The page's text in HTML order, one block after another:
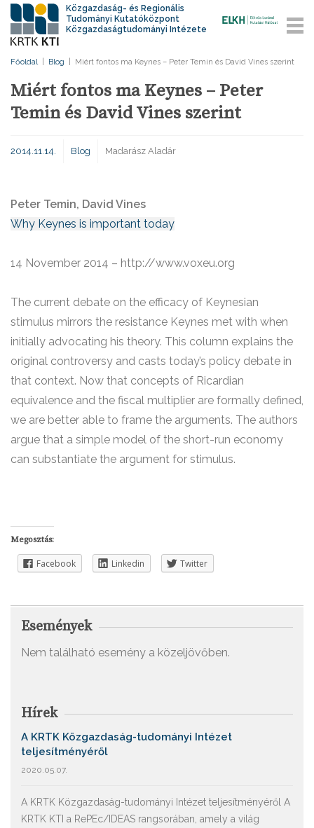
Közgazdaság- és Regionális
Tudományi Kutatóközpont
Közgazdaságtudományi Intézete
Főoldal Blog Miért fontos ma Keynes – Peter Temin és David Vines szerint
Miért fontos ma Keynes – Peter
Temin és David Vines szerint
2014.11.14. Blog Madarász Aladár
Peter Temin, David Vines
Why Keynes is important today
14 November 2014 – http://www.voxeu.org
The current debate on the efficacy of Keynesian
stimulus mirrors the resistance Keynes met with when
initially advocating his theory. This column explains the
original controversy and casts today’s policy debate in
that context. Now that concepts of Ricardian
equivalence and the fiscal multiplier are formally defined,
we are better able to frame the arguments. The authors
argue that a simple model of the short-run economy
can substantiate the argument for stimulus.
Megosztás:
Facebook Linkedin Twitter
Események
Nem található esemény a közeljövőben.
Hírek
A KRTK Közgazdaság-tudományi Intézet
teljesítményéről
2020.05.07.
A KRTK Közgazdaság-tudományi Intézet teljesítményéről A
KRTK KTI a RePEc/IDEAS rangsorában, amely a világ